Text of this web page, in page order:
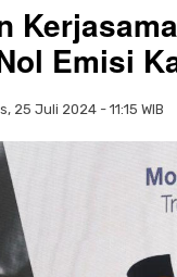
Emisi
25 Juli 2024 - 11:15 WIB